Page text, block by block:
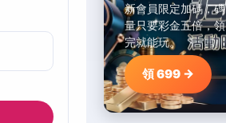
新會員限定加碼，碼
量只要彩金五倍，領
完就能玩。
領 699 →